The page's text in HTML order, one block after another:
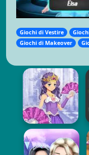
Giochi di Vestire
Giochi di Makeover